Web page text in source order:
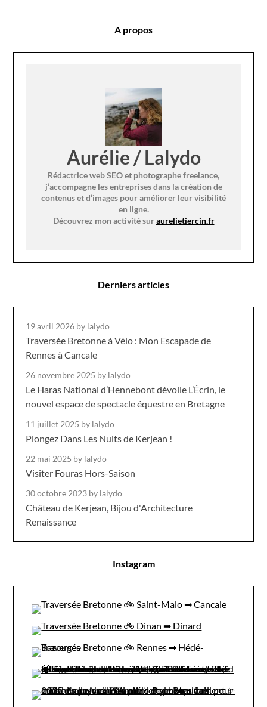
A propos
Aurélie / Lalydo
Rédactrice web SEO et photographe freelance,
j’accompagne les entreprises dans la création de
contenus et d’images pour améliorer leur visibilité
en ligne.
Découvrez mon activité suraurelietiercin.fr
Derniers articles
19 avril 2026 by lalydo
Traversée Bretonne à Vélo : Mon Escapade de
Rennes à Cancale
26 novembre 2025 by lalydo
Le Haras National d’Hennebont dévoile L’Écrin, le
nouvel espace de spectacle équestre en Bretagne
11 juillet 2025 by lalydo
Plongez Dans Les Nuits de Kerjean !
22 mai 2025 by lalydo
Visiter Fouras Hors-Saison
30 octobre 2023 by lalydo
Château de Kerjean, Bijou d'Architecture
Renaissance
Instagram